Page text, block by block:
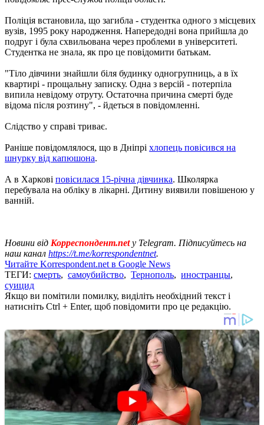
Поліція встановила, що загибла - студентка одного з місцевих
вузів, 1995 року народження. Напередодні вона прийшла до
подруг і була схвильована через проблеми в університеті.
Студентка не знала, як про це повідомити батькам.
"Тіло дівчини знайшли біля будинку одногрупниць, а в їх
квартирі - прощальну записку. Одна з версій - потерпіла
випила невідому отруту. Остаточна причина смерті буде
відома після розтину", - йдеться в повідомленні.
Слідство у справі триває.
Раніше повідомлялося, що в Дніпрі хлопець повісився на
шнурку від капюшона.
А в Харкові повісилася 15-річна дівчинка. Школярка
перебувала на обліку в лікарні. Дитину виявили повішеною у
ванній.
Новини від Корреспондент.net у Telegram. Підписуйтесь на
наш канал https://t.me/korrespondentnet.
Читайте Korrespondent.net в Google News
ТЕГИ: смерть, самоубийство, Тернополь, иностранцы,
суицид
Якщо ви помітили помилку, виділіть необхідний текст і
натисніть Ctrl + Enter, щоб повідомити про це редакцію.